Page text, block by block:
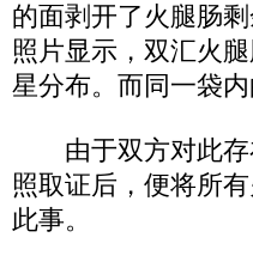
的面剥开了火腿肠
照片显示，双汇火
星分布。而同一袋
由于双方对此存
照取证后，便将所
此事。